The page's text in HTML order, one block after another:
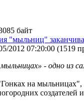
байт
"мыльниц"
2012 07:20:00 (1519
- одно из
на